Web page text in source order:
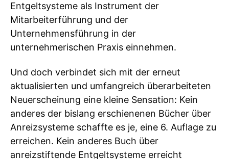
Entgeltsysteme als Instrument der
Mitarbeiterführung und der
Unternehmensführung in der
unternehmerischen Praxis einnehmen.
Und doch verbindet sich mit der erneut
aktualisierten und umfangreich überarbeiteten
Neuerscheinung eine kleine Sensation: Kein
anderes der bislang erschienenen Bücher über
Anreizsysteme schaffte es je, eine 6. Auflage zu
erreichen. Kein anderes Buch über
anreizstiftende Entgeltsysteme erreicht